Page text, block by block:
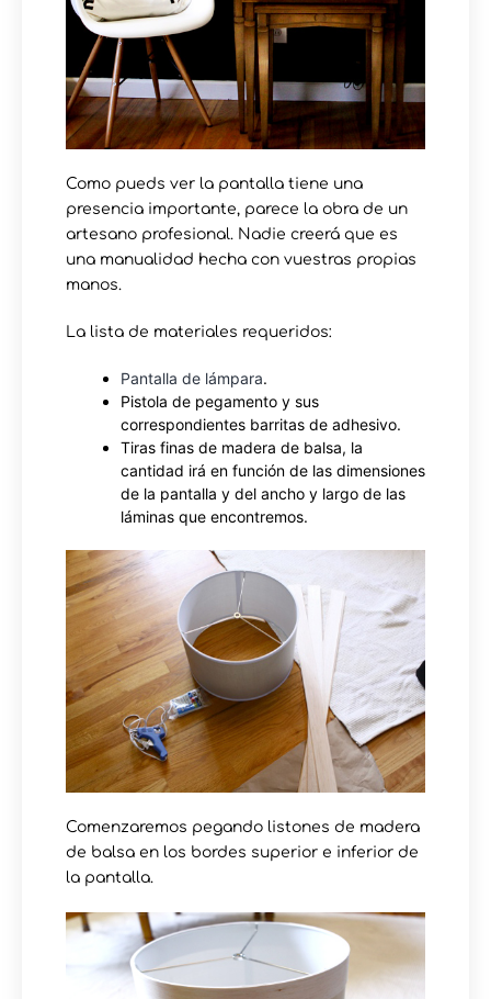
Como pueds ver la pantalla tiene una
presencia importante, parece la obra de un
artesano profesional. Nadie creerá que es
una manualidad hecha con vuestras propias
manos.
La lista de materiales requeridos:
Pantalla de lámpara.
Pistola de pegamento y sus
correspondientes barritas de adhesivo.
Tiras finas de madera de balsa, la
cantidad irá en función de las dimensiones
de la pantalla y del ancho y largo de las
láminas que encontremos.
Comenzaremos pegando listones de madera
de balsa en los bordes superior e inferior de
la pantalla.